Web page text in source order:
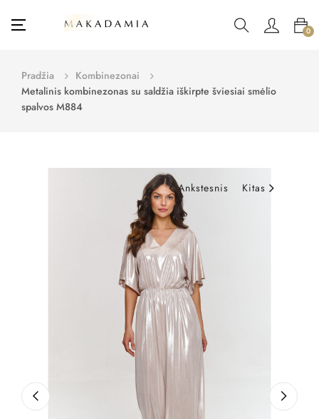
Toggle
☰ 0
Pradžia
Kombinezonai
Metalinis kombinezonas su saldžia iškirpte šviesiai smėlio
spalvos M884
Ankstesnis Kitas